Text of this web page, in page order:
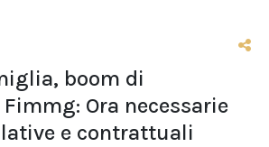
boom di
Ora necessarie
e contrattuali